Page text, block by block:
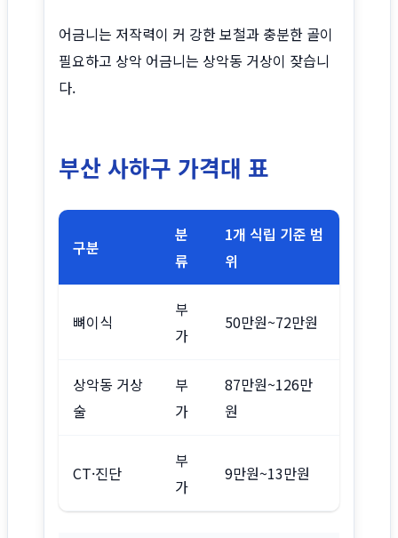
어금니는 저작력이 커 강한 보철과 충분한 골이
필요하고 상악 어금니는 상악동 거상이 잦습니
다.
부산 사하구 가격대 표
구분
분
류
1개 식립 기준 범
위
뼈이식
부
가
50만원~72만원
상악동 거상
술
부
가
87만원~126만
원
CT·진단
부
가
9만원~13만원